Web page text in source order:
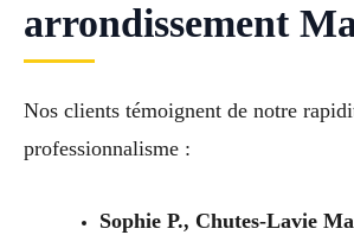
arrondissement
Nos clients témoignent de notre
professionnalisme :
Sophie P., Chutes-Lavie